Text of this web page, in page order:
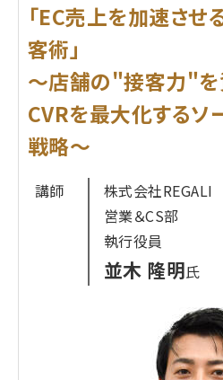
次の成長ステージに進むた
ン双方で使える具体的な施策
ぜひご参加ください。
プロフィール
株式会社ecbeing
森 英一
2011年株式会社ecbeingに入
WEBディレクター・プロデ
るサイトの新規・
リニューアル構築提案を手が
ニケーション改善を行い、
「EC売上を加速させ
客術」
〜店舗の"接客力"を
CVRを最大化するソ
戦略〜
講師
株式会社REGALI
営業＆CS部
執行役員
並木 隆明氏